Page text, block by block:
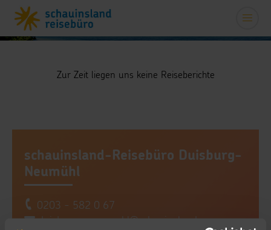
Zur Zeit liegen uns keine Reiseberichte
schauinsland-Reisebüro Duisburg-
Neumühl
0203 - 582 0 67
duisburg-neumuehl@schauinsland-